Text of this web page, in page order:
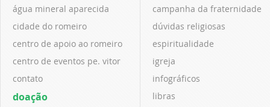
água mineral aparecida
cidade do romeiro
centro de apoio ao romeiro
centro de eventos pe. vitor
contato
doação
campanha da fraternidade
dúvidas religiosas
espiritualidade
igreja
infográficos
libras